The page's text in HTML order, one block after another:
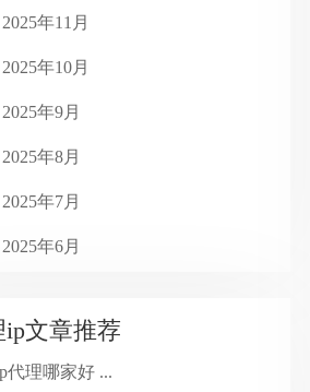
2025年11月
2025年10月
2025年9月
2025年8月
2025年7月
2025年6月
年4月
年3月
ip文章推荐
代理哪家好 ...